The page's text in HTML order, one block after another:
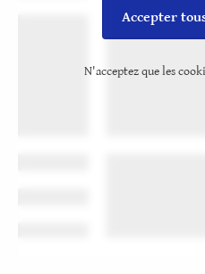
Accepter
N'acceptez que les